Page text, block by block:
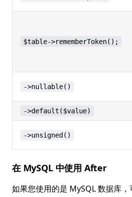
$table->rememberToken();
->nullable()
->default($value)
->unsigned()
在 MySQL 中使用 After
如果您使用的是 MySQL 数据库，